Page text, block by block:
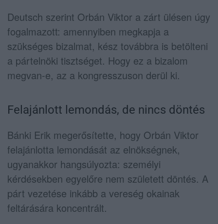
Deutsch szerint Orbán Viktor a zárt ülésen úgy
fogalmazott: amennyiben megkapja a
szükséges bizalmat, kész továbbra is betölteni
a pártelnöki tisztséget. Hogy ez a bizalom
megvan-e, az a kongresszuson derül ki.
Felajánlott lemondás, de nincs döntés
Bánki Erik megerősítette, hogy Orbán Viktor
felajánlotta lemondását az elnökségnek,
ugyanakkor hangsúlyozta: személyi
kérdésekben egyelőre nem született döntés. A
párt vezetése inkább a vereség okainak
feltárására koncentrált.